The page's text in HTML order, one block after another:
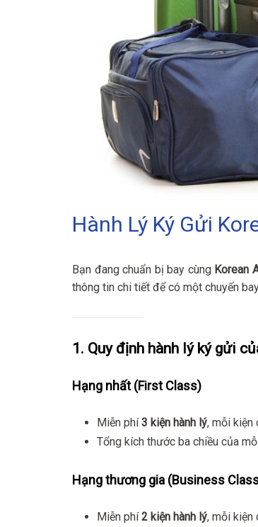
Hành Lý Ký Gửi
Bạn đang chuẩn bị bay cùng Korean
thông tin chi tiết để có một chuyến
1. Quy định hành lý ký gửi
Hạng nhất (First Class)
Miễn phí3 kiện hành lý, mỗi kiện
Tổng kích thước ba chiều của
Hạng thương gia (Business
Miễn phí2 kiện hành lý, mỗi kiện